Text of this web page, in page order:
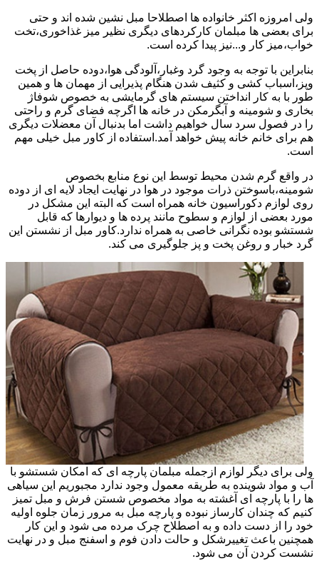
ولی امروزه اکثر خانواده ها اصطلاحا مبل نشین شده اند و حتی
برای بعضی ها مبلمان کارکردهای دیگری نظیر میز غذاخوری،تخت
خواب،میز کار و...نیز پیدا کرده است.
بنابراین با توجه به وجود گرد وغبار،آلودگی هوا،دوده حاصل از پخت
وپز،اسباب کشی و کثیف شدن هنگام پذیرایی از مهمان ها و همین
طور با به کار انداختن سیستم های گرمایشی به خصوص شوفاژ
بخاری و شومینه و آبگرمکن در خانه ها اگرچه فضای گرم و راحتی
را در فصول سرد سال خواهیم داشت اما بدنبال آن معضلات دیگری
هم برای خانم خانه پیش خواهد آمد.استفاده از کاور مبل خیلی مهم
است.
در واقع گرم شدن محیط توسط این نوع منابع بخصوص
شومینه،باسوختن ذرات موجود در هوا در نهایت ایجاد لایه ای از دوده
روی لوازم دکوراسیون خانه همراه است که البته این مشکل در
مورد بعضی از لوازم و سطوح مانند پرده ها و دیوارها که قابل
شستشو بوده نگرانی خاصی به همراه ندارد.کاور مبل از نشستن این
گرد خبار و روغن پخت و پز جلوگیری می کند.
ولی برای دیگر لوازم ازجمله مبلمان پارچه ای که امکان شستشو با
آب و مواد شوینده به طریقه معمول وجود ندارد مجبوریم این سیاهی
ها را با پارچه ای آغشته به مواد مخصوص شستن فرش و مبل تمیز
کنیم که چندان کارساز نبوده و پارچه مبل به مرور زمان جلوه اولیه
خود را از دست داده و به اصطلاح چرک مرده می شود و این کار
همچنین باعث تغییرشکل و حالت دادن فوم و اسفنج مبل و در نهایت
نشست کردن آن می شود.